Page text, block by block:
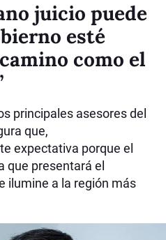
juicio puede
esté
como el
principales asesores del
que,
expectativa porque el
que presentará el
ilumine a la región más